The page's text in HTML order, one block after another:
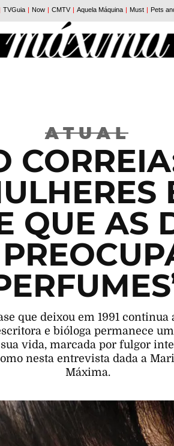
ATUAL
QUE AS
que deixou em 1991
e bióloga permanece
vida, marcada por fulgor
nesta entrevista dada a
Máxima.